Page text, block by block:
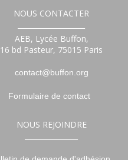
NOUS CONTACTER
AEB, Lycée Buffon,
16 bd Pasteur, 75015 Paris
contact@buffon.org
Formulaire de contact
NOUS REJOINDRE